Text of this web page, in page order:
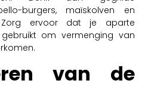
burgers, maïskolven en
Zorg ervoor dat je aparte
om vermenging van
van de